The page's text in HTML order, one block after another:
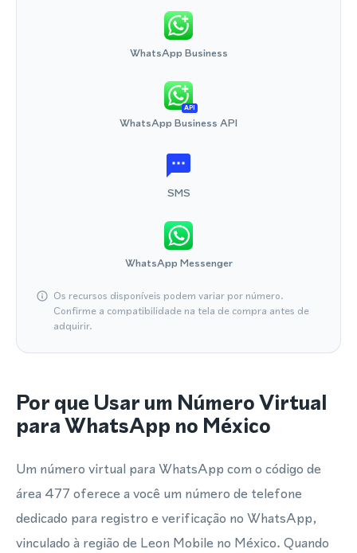
WhatsApp Business
API
WhatsApp Business API
SMS
WhatsApp Messenger
Os recursos disponíveis podem variar por número.
Confirme a compatibilidade na tela de compra antes de
adquirir.
Por que Usar um Número Virtual
para WhatsApp no México
Um número virtual para WhatsApp com o código de
área 477 oferece a você um número de telefone
dedicado para registro e verificação no WhatsApp,
vinculado à região de Leon Mobile no México. Quando